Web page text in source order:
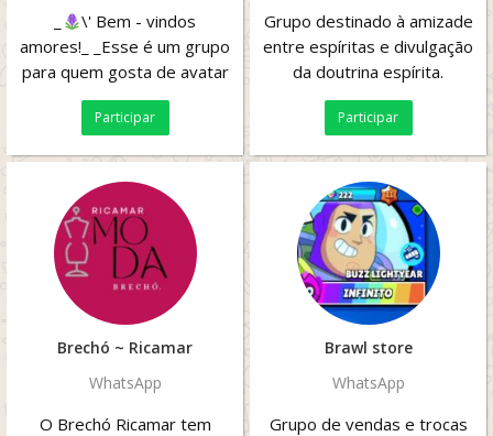
\' Bem - vindos
amores!_ _Esse é um grupo
para quem gosta de avatar
world! Aqui a gente vai
conversar e...
Participar
Grupo destinado à amizade
entre espíritas e divulgação
da doutrina espírita.
Participar
Brechó ~ Ricamar
WhatsApp
O Brechó Ricamar tem
Brawl store
WhatsApp
Grupo de vendas e trocas